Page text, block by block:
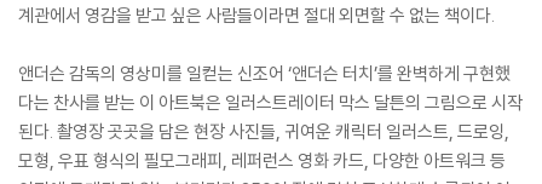
계관에서 영감을 받고 싶은 사람들이라면 절대 외면할 수 없는 책이다.
앤더슨 감독의 영상미를 일컫는 신조어 ‘앤더슨 터치’를 완벽하게 구현했
다는 찬사를 받는 이 아트북은 일러스트레이터 막스 달튼의 그림으로 시작
된다. 촬영장 곳곳을 담은 현장 사진들, 귀여운 캐릭터 일러스트, 드로잉,
모형, 우표 형식의 필모그래피, 레퍼런스 영화 카드, 다양한 아트워크 등